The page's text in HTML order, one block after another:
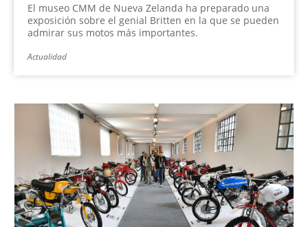
El museo CMM de Nueva Zelanda ha preparado una
exposición sobre el genial Britten en la que se pueden
admirar sus motos más importantes.
Actualidad